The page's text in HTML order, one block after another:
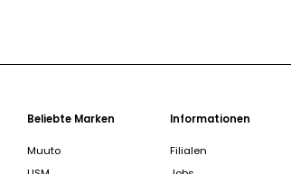
Beliebte Marken
Muuto
Informationen
Filialen